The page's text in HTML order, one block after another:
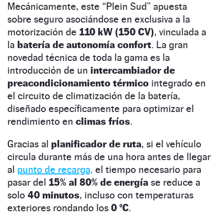
Mecánicamente, este “Plein Sud” apuesta
sobre seguro asociándose en exclusiva a la
motorización de 110 kW (150 CV), vinculada a
la batería de autonomía confort. La gran
novedad técnica de toda la gama es la
introducción de un intercambiador de
preacondicionamiento térmico integrado en
el circuito de climatización de la batería,
diseñado específicamente para optimizar el
rendimiento en climas fríos.
Gracias al planificador de ruta, si el vehículo
circula durante más de una hora antes de llegar
al punto de recarga, el tiempo necesario para
pasar del 15% al 80% de energía se reduce a
solo 40 minutos, incluso con temperaturas
exteriores rondando los 0 ºC.